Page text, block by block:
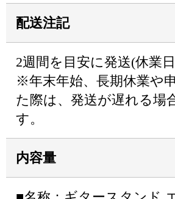
配送注記
2週間を目安に発送(休業
※年末年始、長期休業や
た際は、発送が遅れる場
す。
内容量